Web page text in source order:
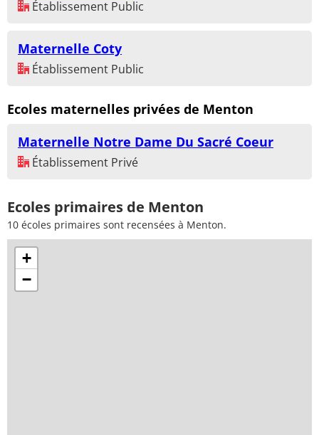
Établissement Public
Maternelle Coty
Établissement Public
Ecoles maternelles privées de Menton
Maternelle Notre Dame Du Sacré Coeur
Établissement Privé
Ecoles primaires de Menton
10 écoles primaires sont recensées à Menton.
+
−